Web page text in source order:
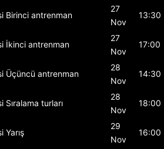
Birinci antrenman
27
Nov
13:30
İkinci antrenman
27
Nov
17:00
Üçüncü antrenman
28
Nov
14:30
Sıralama turları
28
Nov
18:00
Yarış
29
Nov
16:00